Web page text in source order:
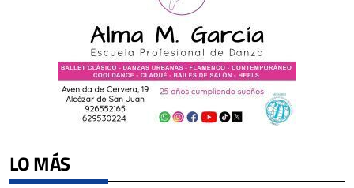
LO MÁS